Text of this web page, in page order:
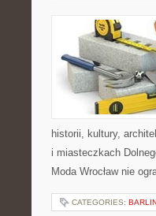
historii, kultury,
i miasteczkach
Moda Wrocław nie
CATEGORIES: